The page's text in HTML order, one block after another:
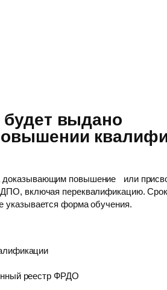
будет выдано
доказывающим повышение или
ДПО, включая переквалификацию.
указывается форма обучения.
реестр ФРДО